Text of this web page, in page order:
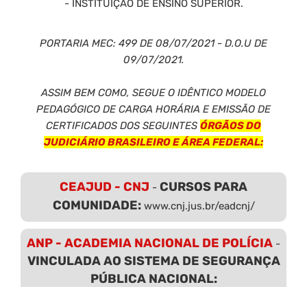
- INSTITUIÇÃO DE ENSINO SUPERIOR.
PORTARIA MEC: 499 DE 08/07/2021 - D.O.U DE
09/07/2021.
ASSIM BEM COMO, SEGUE O IDÊNTICO MODELO
PEDAGÓGICO DE CARGA HORÁRIA E EMISSÃO DE
CERTIFICADOS DOS SEGUINTES ÓRGÃOS DO
JUDICIÁRIO BRASILEIRO E ÁREA FEDERAL:
CEAJUD - CNJ - CURSOS PARA
COMUNIDADE: www.cnj.jus.br/eadcnj/
ANP - ACADEMIA NACIONAL DE POLÍCIA -
VINCULADA AO SISTEMA DE SEGURANÇA
PÚBLICA NACIONAL: